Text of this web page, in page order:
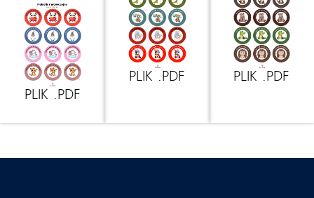
PLIK .PDF
PLIK .PDF PLIK .PDF